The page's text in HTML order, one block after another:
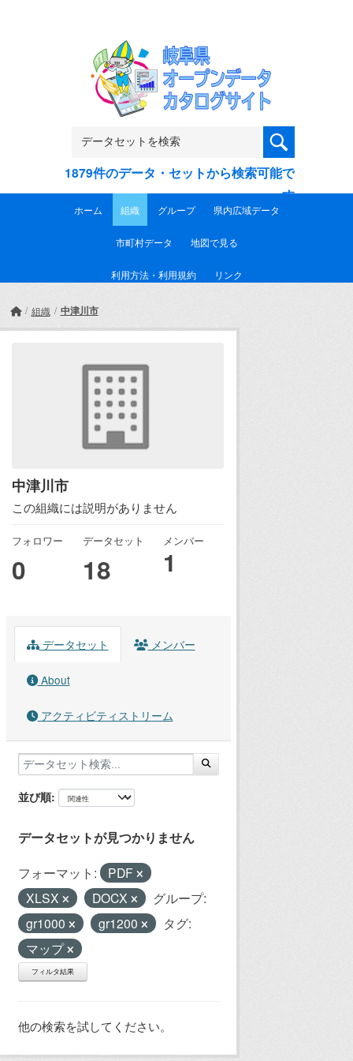
1879件のデータ・セットから検索可能で
す
ホーム 組織 グループ 県内広域データ
市町村データ 地図で見る
利用方法・利用規約 リンク
組織 中津川市
中津川市
この組織には説明がありません
フォロワー
0
データセット
18
メンバー
1
データセット メンバー
About
アクティビティストリーム
並び順
データセットが見つかりません
フォーマット:
PDF
XLSX
DOCX
グループ:
gr1000
gr1200
タグ:
マップ
フィルタ結果
他の検索を試してください。